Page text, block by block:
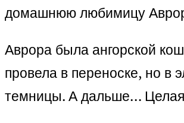
домашнюю любимицу
Аврора была ангорской
провела в переноске, но в
темницы. А дальше… Целая